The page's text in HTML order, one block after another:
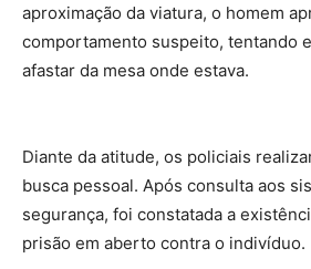
aproximação da viatura, o homem
comportamento suspeito, tentando
afastar da mesa onde estava.
Diante da atitude, os policiais
busca pessoal. Após consulta aos
segurança, foi constatada a
prisão em aberto contra o indivíduo.